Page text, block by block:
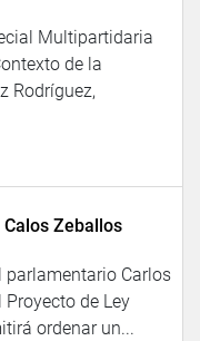
Multipartidaria
de la
Rodríguez,
Zeballos
parlamentario Carlos
de Ley
ordenar un...